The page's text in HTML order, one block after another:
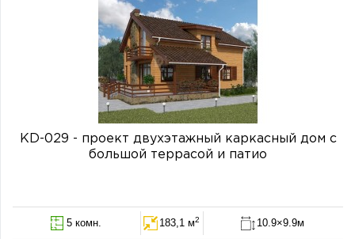
KD-029 - проект двухэтажный каркасный дом с
большой террасой и патио
5 комн. 183,1 м2 10.9×9.9м